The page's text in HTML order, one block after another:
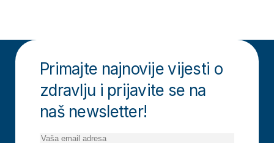
Primajte najnovije vijesti o
zdravlju i prijavite se na
naš newsletter!